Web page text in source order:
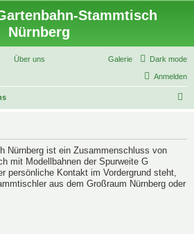
Stammtisch
Nürnberg
Dark mode
Galerie
Über uns
Anmelden
Nürnberg ist ein Zusammenschluss von
mit Modellbahnen der Spurweite G
persönliche Kontakt im Vordergrund steht,
aus dem Großraum Nürnberg oder